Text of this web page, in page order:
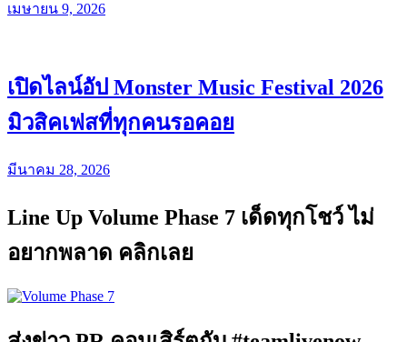
เมษายน 9, 2026
เปิดไลน์อัป Monster Music Festival 2026
มิวสิคเฟสที่ทุกคนรอคอย
มีนาคม 28, 2026
Line Up Volume Phase 7 เด็ดทุกโชว์ ไม่
อยากพลาด คลิกเลย